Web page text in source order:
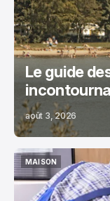
LOISIRS
Le guide
août 3, 2026
MAISON
MAISON